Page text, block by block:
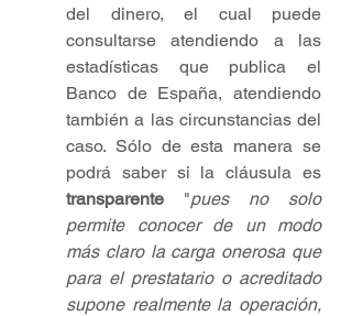
del dinero, el cual puede
consultarse atendiendo a las
estadísticas que publica el
Banco de España, atendiendo
también a las circunstancias del
caso. Sólo de esta manera se
transparente "pues no solo
permite conocer de un modo
más claro la carga onerosa que
para el prestatario o acreditado
supone realmente la operación,